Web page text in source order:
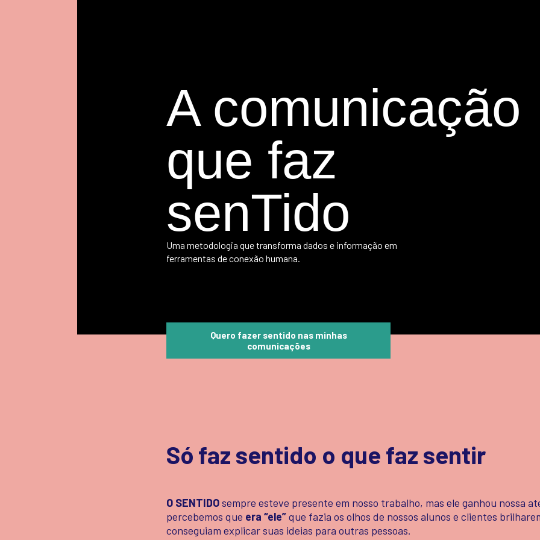
A comunicação
que faz
senTido
Uma metodologia que transforma dados e informação em
ferramentas de conexão humana.
Quero fazer sentido nas minhas
comunicações
Só faz sentido o que faz sentir
O SENTIDOsempre esteve presente em nosso trabalho, mas ele ganhou nossa
percebemos que era “ele”que fazia os olhos de nossos alunos e clientes
conseguiam explicar suas ideias para outras pessoas.